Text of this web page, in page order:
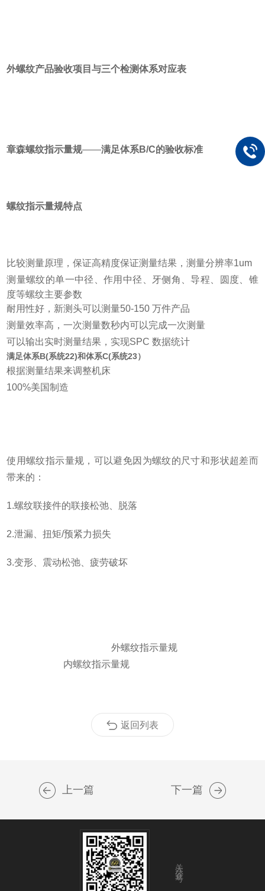
外螺纹产品验收项目与三个检测体系对应表
章森螺纹指示量规——满足体系B/C的验收标准
螺纹指示量规特点
比较测量原理，保证高精度保证测量结果，测量分辨率1um
测量螺纹的单一中径、作用中径、牙侧角、导程、圆度、锥
度等螺纹主要参数
耐用性好，新测头可以测量50-150 万件产品
测量效率高，一次测量数秒内可以完成一次测量
可以输出实时测量结果，实现SPC 数据统计
满足体系B(系统22)和体系C(系统23）
根据测量结果来调整机床
100%美国制造
使用螺纹指示量规，可以避免因为螺纹的尺寸和形状超差而
带来的：
1.螺纹联接件的联接松弛、脱落
2.泄漏、扭矩/预紧力损失
3.变形、震动松弛、疲劳破坏
外螺纹指示量规
内螺纹指示量规
返回列表
上一篇 下一篇
关注公众号